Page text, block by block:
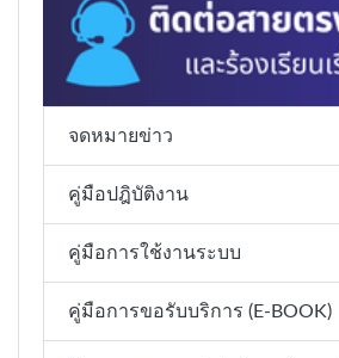
จดหมายข่าว
คู่มือปฎิบัติงาน
คู่มือการใช้งานระบบ
คู่มือการขอรับบริการ (E-BOOK)